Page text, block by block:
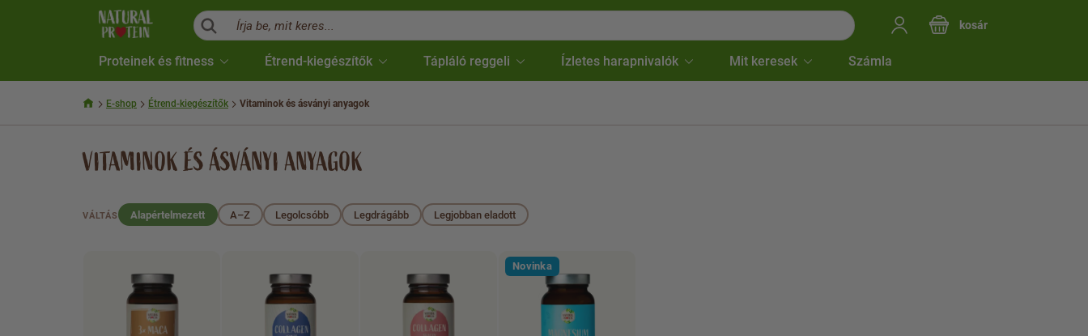
Írja be, mit keres... kosár
Proteinek és fitness Étrend-kiegészítők Tápláló reggeli Ízletes harapnivalók Mit keresek Számla
E-shop Étrend-kiegészítők Vitaminok és ásványi anyagok
VITAMINOK ÉS ÁSVÁNYI ANYAGOK
VÁLTÁS Alapértelmezett A–Z Legolcsóbb Legdrágább Legjobban eladott
Novinka